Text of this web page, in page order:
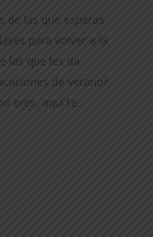
de las que esperas
para volver a la
las que les da
de verano?
eres, aquí te...